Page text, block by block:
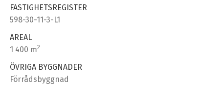
FASTIGHETSREGISTER
598-30-11-3-L1
AREAL
1 400 m2
ÖVRIGA BYGGNADER
Förrådsbyggnad